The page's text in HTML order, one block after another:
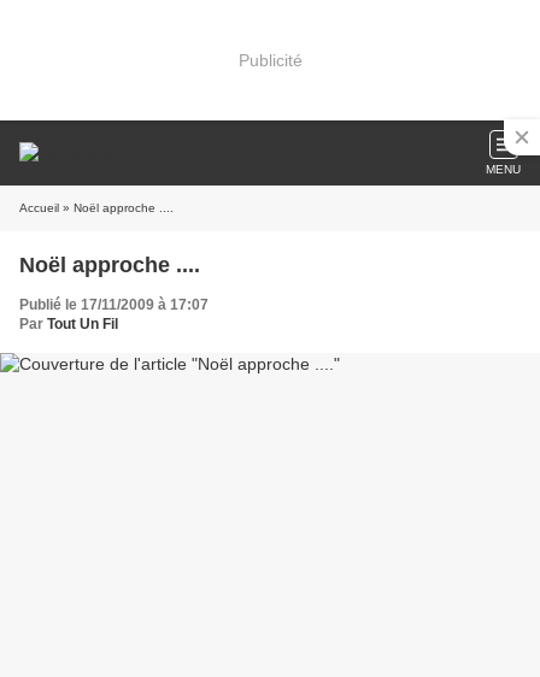
Publicité
MENU
Accueil » Noël approche ....
Noël approche ....
Publié le 17/11/2009 à 17:07
Par Tout Un Fil